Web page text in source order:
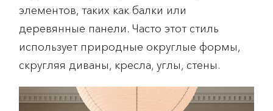
элементов, таких как балки или
деревянные панели. Часто этот стиль
использует природные округлые формы,
скругляя диваны, кресла, углы, стены.